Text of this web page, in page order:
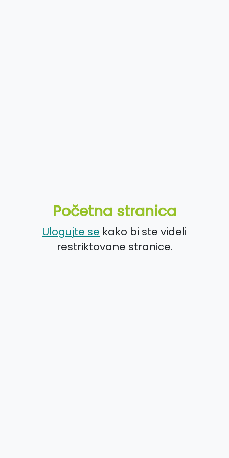
Početna stranica
Ulogujte se kako bi ste videli
restriktovane stranice.